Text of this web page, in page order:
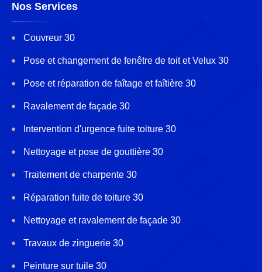
Nos Services
Couvreur 30
Pose et changement de fenêtre de toit et Velux 30
Pose et réparation de faîtage et faîtière 30
Ravalement de façade 30
Intervention d'urgence fuite toiture 30
Nettoyage et pose de gouttière 30
Traitement de charpente 30
Réparation fuite de toiture 30
Nettoyage et ravalement de façade 30
Travaux de zinguerie 30
Peinture sur tuile 30